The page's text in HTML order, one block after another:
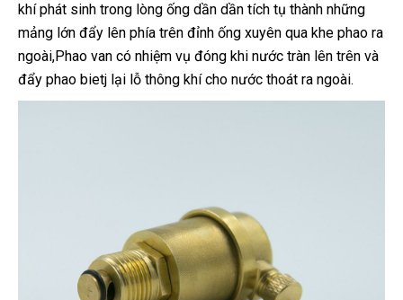
khí phát sinh trong lòng ống dần dần tích tụ thành những
mảng lớn đẩy lên phía trên đỉnh ống xuyên qua khe phao ra
ngoài,Phao van có nhiệm vụ đóng khi nước tràn lên trên và
đẩy phao bietj lại lỗ thông khí cho nước thoát ra ngoài.